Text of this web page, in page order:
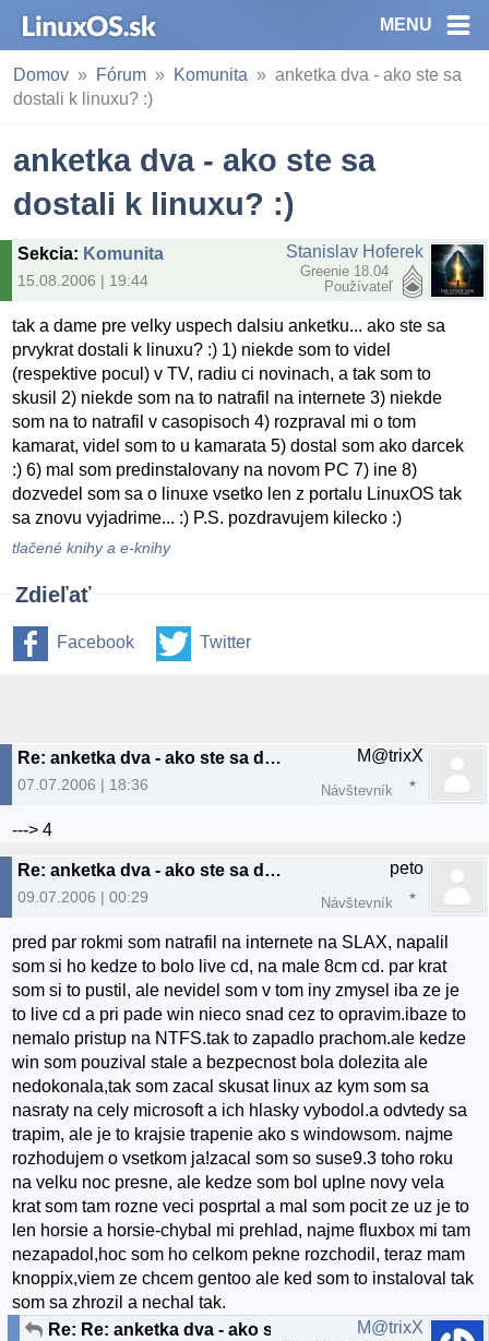
MENU
Domov Fórum Komunita
anketka dva - ako ste sa
dostali k linuxu? :)
anketka dva - ako ste sa
dostali k linuxu? :)
Sekcia: Komunita
15.08.2006 | 19:44
Stanislav Hoferek
Greenie 18.04
Používateľ
tak a dame pre velky uspech dalsiu anketku... ako ste sa
prvykrat dostali k linuxu? :) 1) niekde som to videl
(respektive pocul) v TV, radiu ci novinach, a tak som to
skusil 2) niekde som na to natrafil na internete 3) niekde
som na to natrafil v casopisoch 4) rozpraval mi o tom
kamarat, videl som to u kamarata 5) dostal som ako darcek
:) 6) mal som predinstalovany na novom PC 7) ine 8)
dozvedel som sa o linuxe vsetko len z portalu LinuxOS tak
sa znovu vyjadrime... :) P.S. pozdravujem kilecko :)
tlačené knihy a e-knihy
Zdieľať
Facebook Twitter
Re: anketka dva - ako ste sa dostali k //4//
07.07.2006 | 18:36
M@trixX
Návštevník
---> 4
Re: anketka dva - ako ste sa dostali k linuxu? :)
09.07.2006 | 00:29
peto
Návštevník
pred par rokmi som natrafil na internete na SLAX, napalil
som si ho kedze to bolo live cd, na male 8cm cd. par krat
som si to pustil, ale nevidel som v tom iny zmysel iba ze je
to live cd a pri pade win nieco snad cez to opravim.ibaze to
nemalo pristup na NTFS.tak to zapadlo prachom.ale kedze
win som pouzival stale a bezpecnost bola dolezita ale
nedokonala,tak som zacal skusat linux az kym som sa
nasraty na cely microsoft a ich hlasky vybodol.a odvtedy sa
trapim, ale je to krajsie trapenie ako s windowsom. najme
rozhodujem o vsetkom ja!zacal som so suse9.3 toho roku
na velku noc presne, ale kedze som bol uplne novy vela
krat som tam rozne veci posprtal a mal som pocit ze uz je to
len horsie a horsie-chybal mi prehlad, najme fluxbox mi tam
nezapadol,hoc som ho celkom pekne rozchodil, teraz mam
knoppix,viem ze chcem gentoo ale ked som to instaloval tak
som sa zhrozil a nechal tak.
M@trixX